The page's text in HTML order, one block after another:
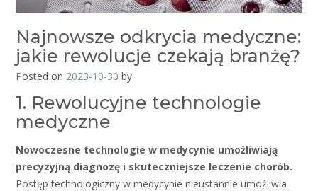
Najnowsze odkrycia medyczne:
jakie rewolucje czekają branżę?
Posted on 2023-10-30 by
1. Rewolucyjne technologie
medyczne
Nowoczesne technologie w medycynie umożliwiają
precyzyjną diagnozę i skuteczniejsze leczenie chorób.
Postęp technologiczny w medycynie nieustannie umożliwia